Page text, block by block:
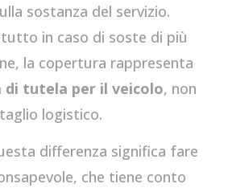
sostanza del servizio.
in caso di soste di più
la copertura rappresenta
di tutela per il veicolo, non
logistico.
differenza significa fare
che tiene conto